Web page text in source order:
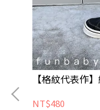
【格紋代表作
NT$480